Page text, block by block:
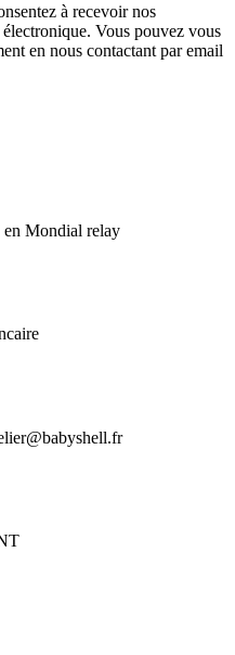
à recevoir nos
Vous pouvez vous
en nous contactant par email
Mondial relay